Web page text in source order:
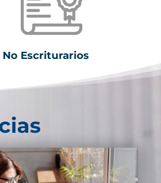
No Escriturarios